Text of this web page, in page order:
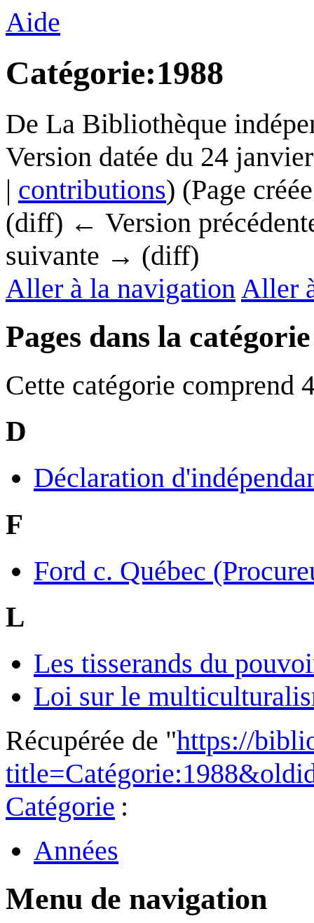
Aide
Catégorie:1988
De La Bibliothèque
Version datée du 24
| contributions) (Page
(diff) ← Version
suivante → (diff)
Aller à la navigation Aller
Pages dans la
Cette catégorie comprend
D
Déclaration
F
Ford c. Québec
L
Les tisserands du
Loi sur le
Récupérée de "https://
Catégorie :
Années
Menu de navigation